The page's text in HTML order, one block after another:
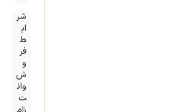
شر
ای
ط
فر
و
ش
وان
ت